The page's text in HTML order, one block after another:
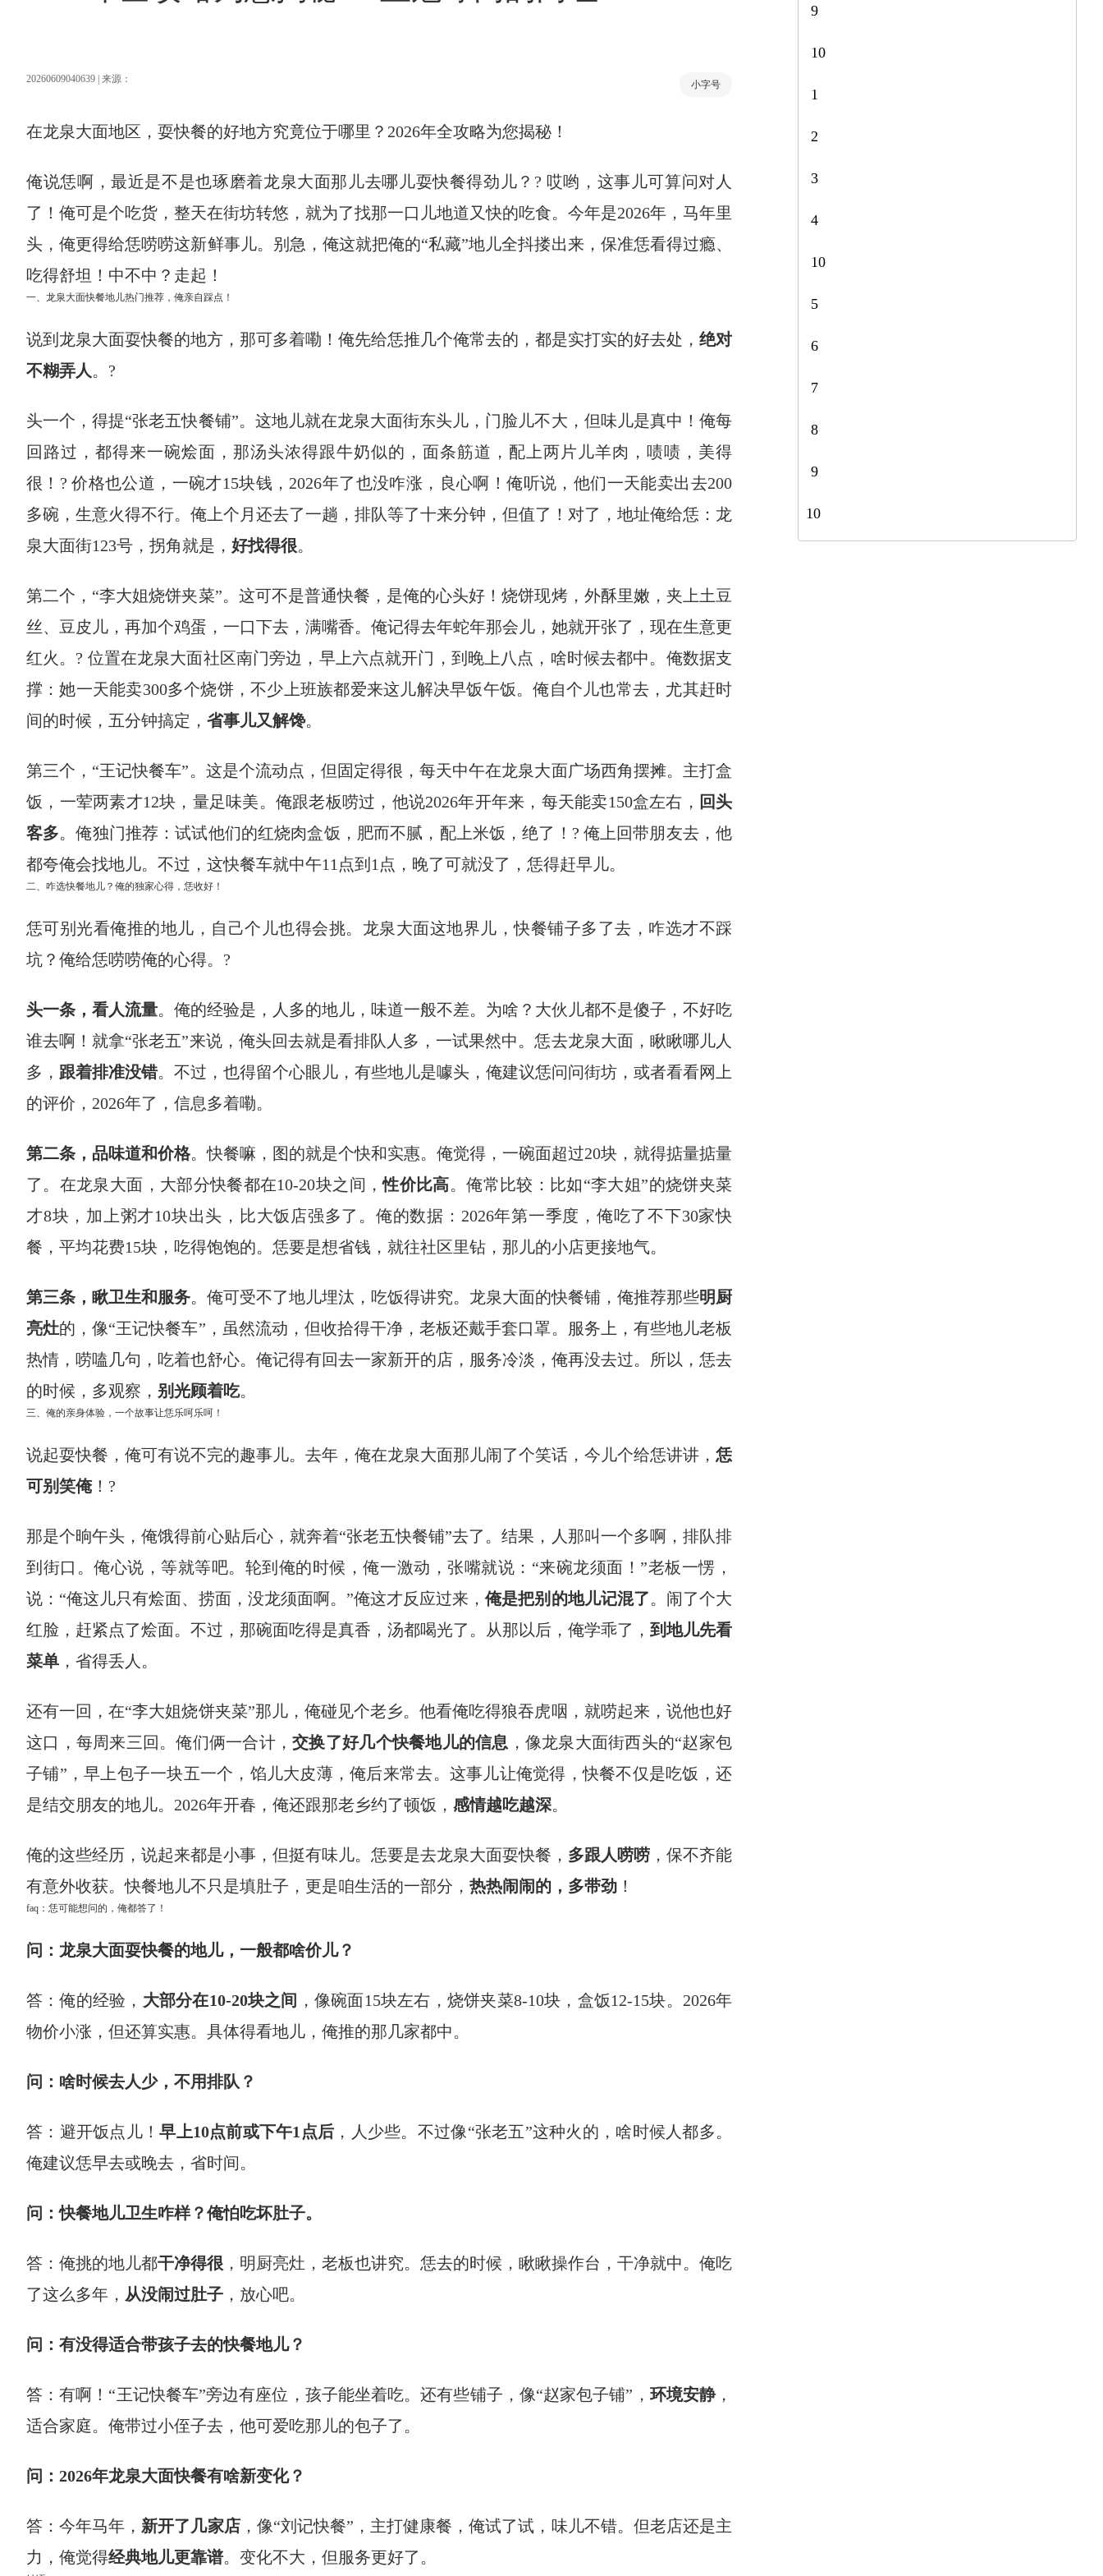
20260609040639 | 来源： 小字号
在龙泉大面地区，耍快餐的好地方究竟位于哪里？2026年全攻略为您揭秘！
俺说恁啊，最近是不是也琢磨着龙泉大面那儿去哪儿耍快餐得劲儿？? 哎哟，这事儿可算问对人
了！俺可是个吃货，整天在街坊转悠，就为了找那一口儿地道又快的吃食。今年是2026年，马年里
头，俺更得给恁唠唠这新鲜事儿。别急，俺这就把俺的“私藏”地儿全抖搂出来，保准恁看得过瘾、
吃得舒坦！中不中？走起！
一、龙泉大面快餐地儿热门推荐，俺亲自踩点！
说到龙泉大面耍快餐的地方，那可多着嘞！俺先给恁推几个俺常去的，都是实打实的好去处， 绝对
不糊弄人 。?
头一个，得提“张老五快餐铺”。这地儿就在龙泉大面街东头儿，门脸儿不大，但味儿是真中！俺每
回路过，都得来一碗烩面，那汤头浓得跟牛奶似的，面条筋道，配上两片儿羊肉，啧啧，美得
很！? 价格也公道，一碗才15块钱，2026年了也没咋涨，良心啊！俺听说，他们一天能卖出去200
多碗，生意火得不行。俺上个月还去了一趟，排队等了十来分钟，但值了！对了，地址俺给恁：龙
泉大面街123号，拐角就是， 好找得很。
第二个，“李大姐烧饼夹菜”。这可不是普通快餐，是俺的心头好！烧饼现烤，外酥里嫩，夹上土豆
丝、豆皮儿，再加个鸡蛋，一口下去，满嘴香。俺记得去年蛇年那会儿，她就开张了，现在生意更
红火。? 位置在龙泉大面社区南门旁边，早上六点就开门，到晚上八点，啥时候去都中。俺数据支
撑：她一天能卖300多个烧饼，不少上班族都爱来这儿解决早饭午饭。俺自个儿也常去，尤其赶时
间的时候，五分钟搞定， 省事儿又解馋。
第三个，“王记快餐车”。这是个流动点，但固定得很，每天中午在龙泉大面广场西角摆摊。主打盒
饭，一荤两素才12块，量足味美。俺跟老板唠过，他说2026年开年来，每天能卖150盒左右， 回头
客多。俺独门推荐：试试他们的红烧肉盒饭，肥而不腻，配上米饭，绝了！? 俺上回带朋友去，他
都夸俺会找地儿。不过，这快餐车就中午11点到1点，晚了可就没了，恁得赶早儿。
二、咋选快餐地儿？俺的独家心得，恁收好！
恁可别光看俺推的地儿，自己个儿也得会挑。龙泉大面这地界儿，快餐铺子多了去，咋选才不踩
坑？俺给恁唠唠俺的心得。?
头一条，看人流量。俺的经验是，人多的地儿，味道一般不差。为啥？大伙儿都不是傻子，不好吃
谁去啊！就拿“张老五”来说，俺头回去就是看排队人多，一试果然中。恁去龙泉大面，瞅瞅哪儿人
多， 跟着排准没错。不过，也得留个心眼儿，有些地儿是噱头，俺建议恁问问街坊，或者看看网上
的评价，2026年了，信息多着嘞。
第二条，品味道和价格。快餐嘛，图的就是个快和实惠。俺觉得，一碗面超过20块，就得掂量掂量
了。在龙泉大面，大部分快餐都在10-20块之间，性价比高。俺常比较：比如“李大姐”的烧饼夹菜
才8块，加上粥才10块出头，比大饭店强多了。俺的数据：2026年第一季度，俺吃了不下30家快
餐，平均花费15块，吃得饱饱的。恁要是想省钱，就往社区里钻，那儿的小店更接地气。
第三条，瞅卫生和服务。俺可受不了地儿埋汰，吃饭得讲究。龙泉大面的快餐铺，俺推荐那些明厨
亮灶的，像“王记快餐车”，虽然流动，但收拾得干净，老板还戴手套口罩。服务上，有些地儿老板
热情，唠嗑几句，吃着也舒心。俺记得有回去一家新开的店，服务冷淡，俺再没去过。所以，恁去
的时候，多观察， 别光顾着吃。
三、俺的亲身体验，一个故事让恁乐呵乐呵！
说起耍快餐，俺可有说不完的趣事儿。去年，俺在龙泉大面那儿闹了个笑话，今儿个给恁讲讲， 恁
可别笑俺！?
那是个晌午头，俺饿得前心贴后心，就奔着“张老五快餐铺”去了。结果，人那叫一个多啊，排队排
到街口。俺心说，等就等吧。轮到俺的时候，俺一激动，张嘴就说：“来碗龙须面！”老板一愣，
说：“俺这儿只有烩面、捞面，没龙须面啊。”俺这才反应过来，俺是把别的地儿记混了。闹了个大
红脸，赶紧点了烩面。不过，那碗面吃得是真香，汤都喝光了。从那以后，俺学乖了， 到地儿先看
菜单 ，省得丢人。
还有一回，在“李大姐烧饼夹菜”那儿，俺碰见个老乡。他看俺吃得狼吞虎咽，就唠起来，说他也好
这口，每周来三回。俺们俩一合计，交换了好几个快餐地儿的信息 ，像龙泉大面街西头的“赵家包
子铺”，早上包子一块五一个，馅儿大皮薄，俺后来常去。这事儿让俺觉得，快餐不仅是吃饭，还
是结交朋友的地儿。2026年开春，俺还跟那老乡约了顿饭， 感情越吃越深。
俺的这些经历，说起来都是小事，但挺有味儿。恁要是去龙泉大面耍快餐， 多跟人唠唠 ，保不齐能
有意外收获。快餐地儿不只是填肚子，更是咱生活的一部分， 热热闹闹的，多带劲 ！
faq：恁可能想问的，俺都答了！
问：龙泉大面耍快餐的地儿，一般都啥价儿？
答：俺的经验， 大部分在10-20块之间 ，像碗面15块左右，烧饼夹菜8-10块，盒饭12-15块。2026年
物价小涨，但还算实惠。具体得看地儿，俺推的那几家都中。
问：啥时候去人少，不用排队？
答：避开饭点儿！早上10点前或下午1点后 ，人少些。不过像“张老五”这种火的，啥时候人都多。
俺建议恁早去或晚去，省时间。
问：快餐地儿卫生咋样？俺怕吃坏肚子。
答：俺挑的地儿都干净得很 ，明厨亮灶，老板也讲究。恁去的时候，瞅瞅操作台，干净就中。俺吃
了这么多年， 从没闹过肚子 ，放心吧。
问：有没得适合带孩子去的快餐地儿？
答：有啊！“王记快餐车”旁边有座位，孩子能坐着吃。还有些铺子，像“赵家包子铺”，环境安静，
适合家庭。俺带过小侄子去，他可爱吃那儿的包子了。
问：2026年龙泉大面快餐有啥新变化？
答：今年马年， 新开了几家店，像“刘记快餐”，主打健康餐，俺试了试，味儿不错。但老店还是主
力，俺觉得经典地儿更靠谱。变化不大，但服务更好了。
9
10
1
2
3
4
10
5
6
7
8
9
10